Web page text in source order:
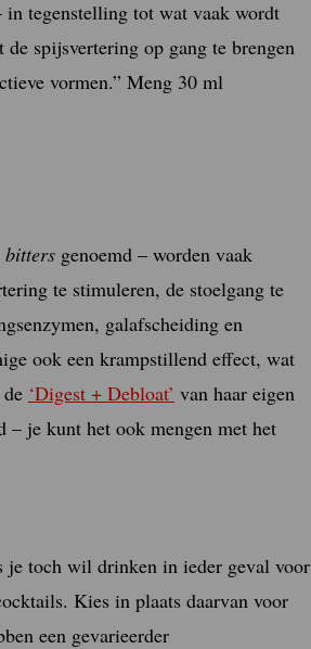
in tegenstelling tot wat vaak wordt
spijsvertering op gang te brengen
vormen.” Meng 30 ml
bitters genoemd – worden vaak
te stimuleren, de stoelgang te
galafscheiding en
ook een krampstillend effect, wat
‘Digest + Debloat’ van haar eigen
– je kunt het ook mengen met het
je toch wil drinken in ieder geval voor
Kies in plaats daarvan voor
een gevarieerder